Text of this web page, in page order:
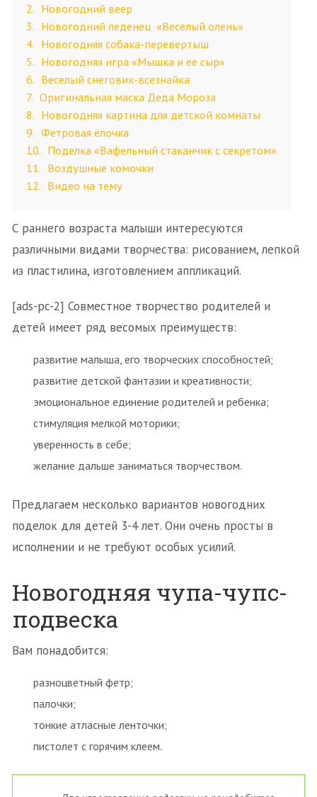
2
Новогодний веер
3
Новогодний леденец «Веселый олень»
4
Новогодняя собака-перевертыш
5
Новогодняя игра «Мышка и ее сыр»
6
Веселый снеговик-всезнайка
7 Оригинальная маска Деда Мороза
8
Новогодняя картина для детской комнаты
9
Фетровая ёлочка
10
Поделка «Вафельный стаканчик с секретом»
11
Воздушные комочки
12
Видео на тему
С раннего возраста малыши интересуются
различными видами творчества: рисованием, лепкой
из пластилина, изготовлением аппликаций.
[ads-pc-2] Совместное творчество родителей и
детей имеет ряд весомых преимуществ:
развитие малыша, его творческих способностей;
развитие детской фантазии и креативности;
эмоциональное единение родителей и ребенка;
стимуляция мелкой моторики;
уверенность в себе;
желание дальше заниматься творчеством.
Предлагаем несколько вариантов новогодних
поделок для детей 3-4 лет. Они очень просты в
исполнении и не требуют особых усилий.
Новогодняя чупа-чупс-
подвеска
Вам понадобится:
разноцветный фетр;
палочки;
тонкие атласные ленточки;
пистолет с горячим клеем.